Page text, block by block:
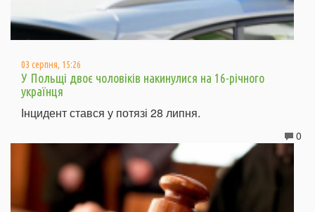
03 серпня, 15:26
У Польщі двоє чоловіків накинулися на 16-річного
українця
Інцидент стався у потязі 28 липня.
0